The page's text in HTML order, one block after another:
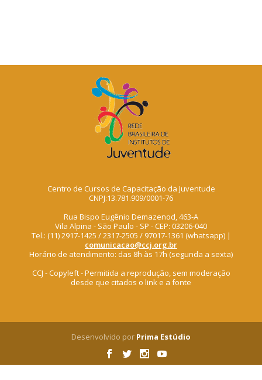
Centro de Cursos de Capacitação da Juventude
CNPJ:13.781.909/0001-76
Rua Bispo Eugênio Demazenod, 463-A
Vila Alpina - São Paulo - SP - CEP: 03206-040
Tel.: (11) 2917-1425 / 2317-2505 / 97017-1361 (whatsapp) |
comunicacao@ccj.org.br
Horário de atendimento: das 8h às 17h (segunda a sexta)
CCJ - Copyleft - Permitida a reprodução, sem moderação
desde que citados o link e a fonte
Desenvolvido por Prima Estúdio